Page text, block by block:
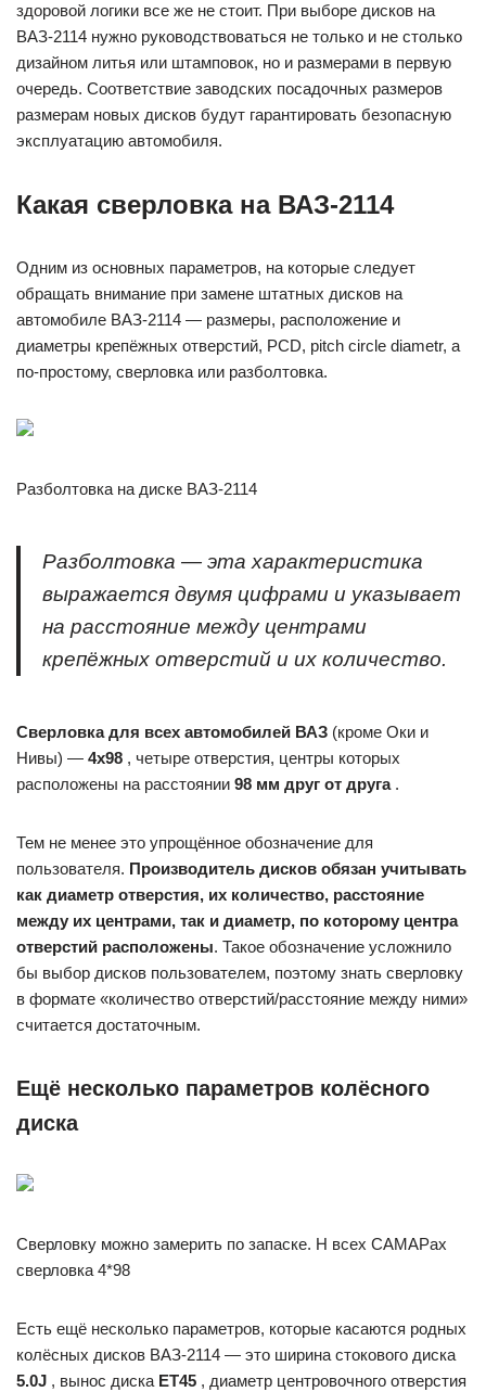
здоровой логики все же не стоит. При выборе дисков на
ВАЗ-2114 нужно руководствоваться не только и не столько
дизайном литья или штамповок, но и размерами в первую
очередь. Соответствие заводских посадочных размеров
размерам новых дисков будут гарантировать безопасную
эксплуатацию автомобиля.
Какая сверловка на ВАЗ-2114
Одним из основных параметров, на которые следует
обращать внимание при замене штатных дисков на
автомобиле ВАЗ-2114 — размеры, расположение и
диаметры крепёжных отверстий, PCD, pitch circle diametr, а
по-простому, сверловка или разболтовка.
Разболтовка на диске ВАЗ-2114
Разболтовка — эта характеристика
выражается двумя цифрами и указывает
на расстояние между центрами
крепёжных отверстий и их количество.
Сверловка для всех автомобилей ВАЗ (кроме Оки и
Нивы) — 4х98 , четыре отверстия, центры которых
расположены на расстоянии 98 мм друг от друга.
Тем не менее это упрощённое обозначение для
пользователя. Производитель дисков обязан учитывать
как диаметр отверстия, их количество, расстояние
между их центрами, так и диаметр, по которому центра
отверстий расположены. Такое обозначение усложнило
бы выбор дисков пользователем, поэтому знать сверловку
в формате «количество отверстий/расстояние между ними»
считается достаточным.
Ещё несколько параметров колёсного
диска
Сверловку можно замерить по запаске. Н всех САМАРах
сверловка 4*98
Есть ещё несколько параметров, которые касаются родных
колёсных дисков ВАЗ-2114 — это ширина стокового диска
5.0J , вынос диска ЕТ45 , диаметр центровочного отверстия